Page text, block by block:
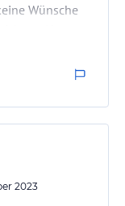
Wünsche
ein ganz
Lieben
2023